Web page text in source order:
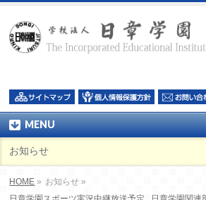
MENU
お知らせ
HOME » お知らせ »